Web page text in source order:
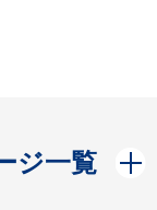
ジ一覧
開く